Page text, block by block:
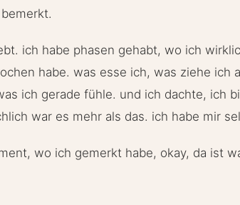
ich habe phasen gehabt, wo ich
habe. was esse ich, was ziehe ich
ich gerade fühle. und ich dachte, ich
war es mehr als das. ich habe mir
wo ich gemerkt habe, okay, da ist